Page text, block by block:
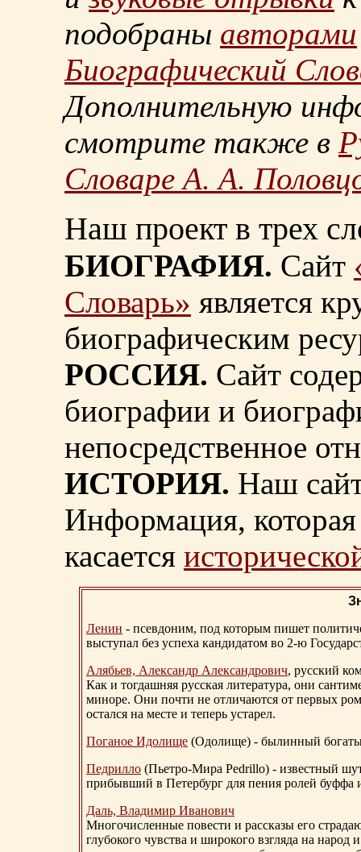
подобраны авторами
Биографический
Дополнительную
смотрите также в
Словаре А. А.
Наш проект в трех
БИОГРАФИЯ. Сайт
Словарь» является
биографическим
РОССИЯ. Сайт
биографии и
непосредственное
ИСТОРИЯ. Наш
Информация, которая
касается
Ленин - псевдоним, под которым пишет
выступал без успеха кандидатом во 2-ю
Алябьев, Александр Александрович, русский
Как и тогдашняя русская литература, они
миноре. Они почти не отличаются от первых
остался на месте и теперь устарел.
Поганое Идолище (Одолище) - былинный
Педрилло (Пьетро-Мира Pedrillo) - известный
прибывший в Петербург для пения ролей буффа
Даль, Владимир Иванович
Многочисленные повести и рассказы его
глубокого чувства и широкого взгляда на